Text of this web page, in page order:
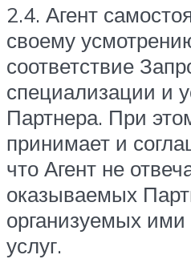
2.4. Агент
своему
соответствие
специализации и
Партнера. При
принимает и
что Агент не
оказываемых
организуемых
услуг.